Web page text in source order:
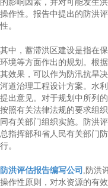
的影响因素，并对可能发生
操作性。报告中提出的防洪
性。
其中，蓄滞洪区建设是指在
环境等方面作出的规划。根据
其效果，可以作为防汛抗旱
河道治理工程设计方案。水
提出意见。对于规划中所列
按照有关法律法规的要求组
同有关部门组织实施。防洪
总指挥部和省人民有关部门
行。
防洪评估报告编写公司
,防洪
操作性原则，对水资源的有